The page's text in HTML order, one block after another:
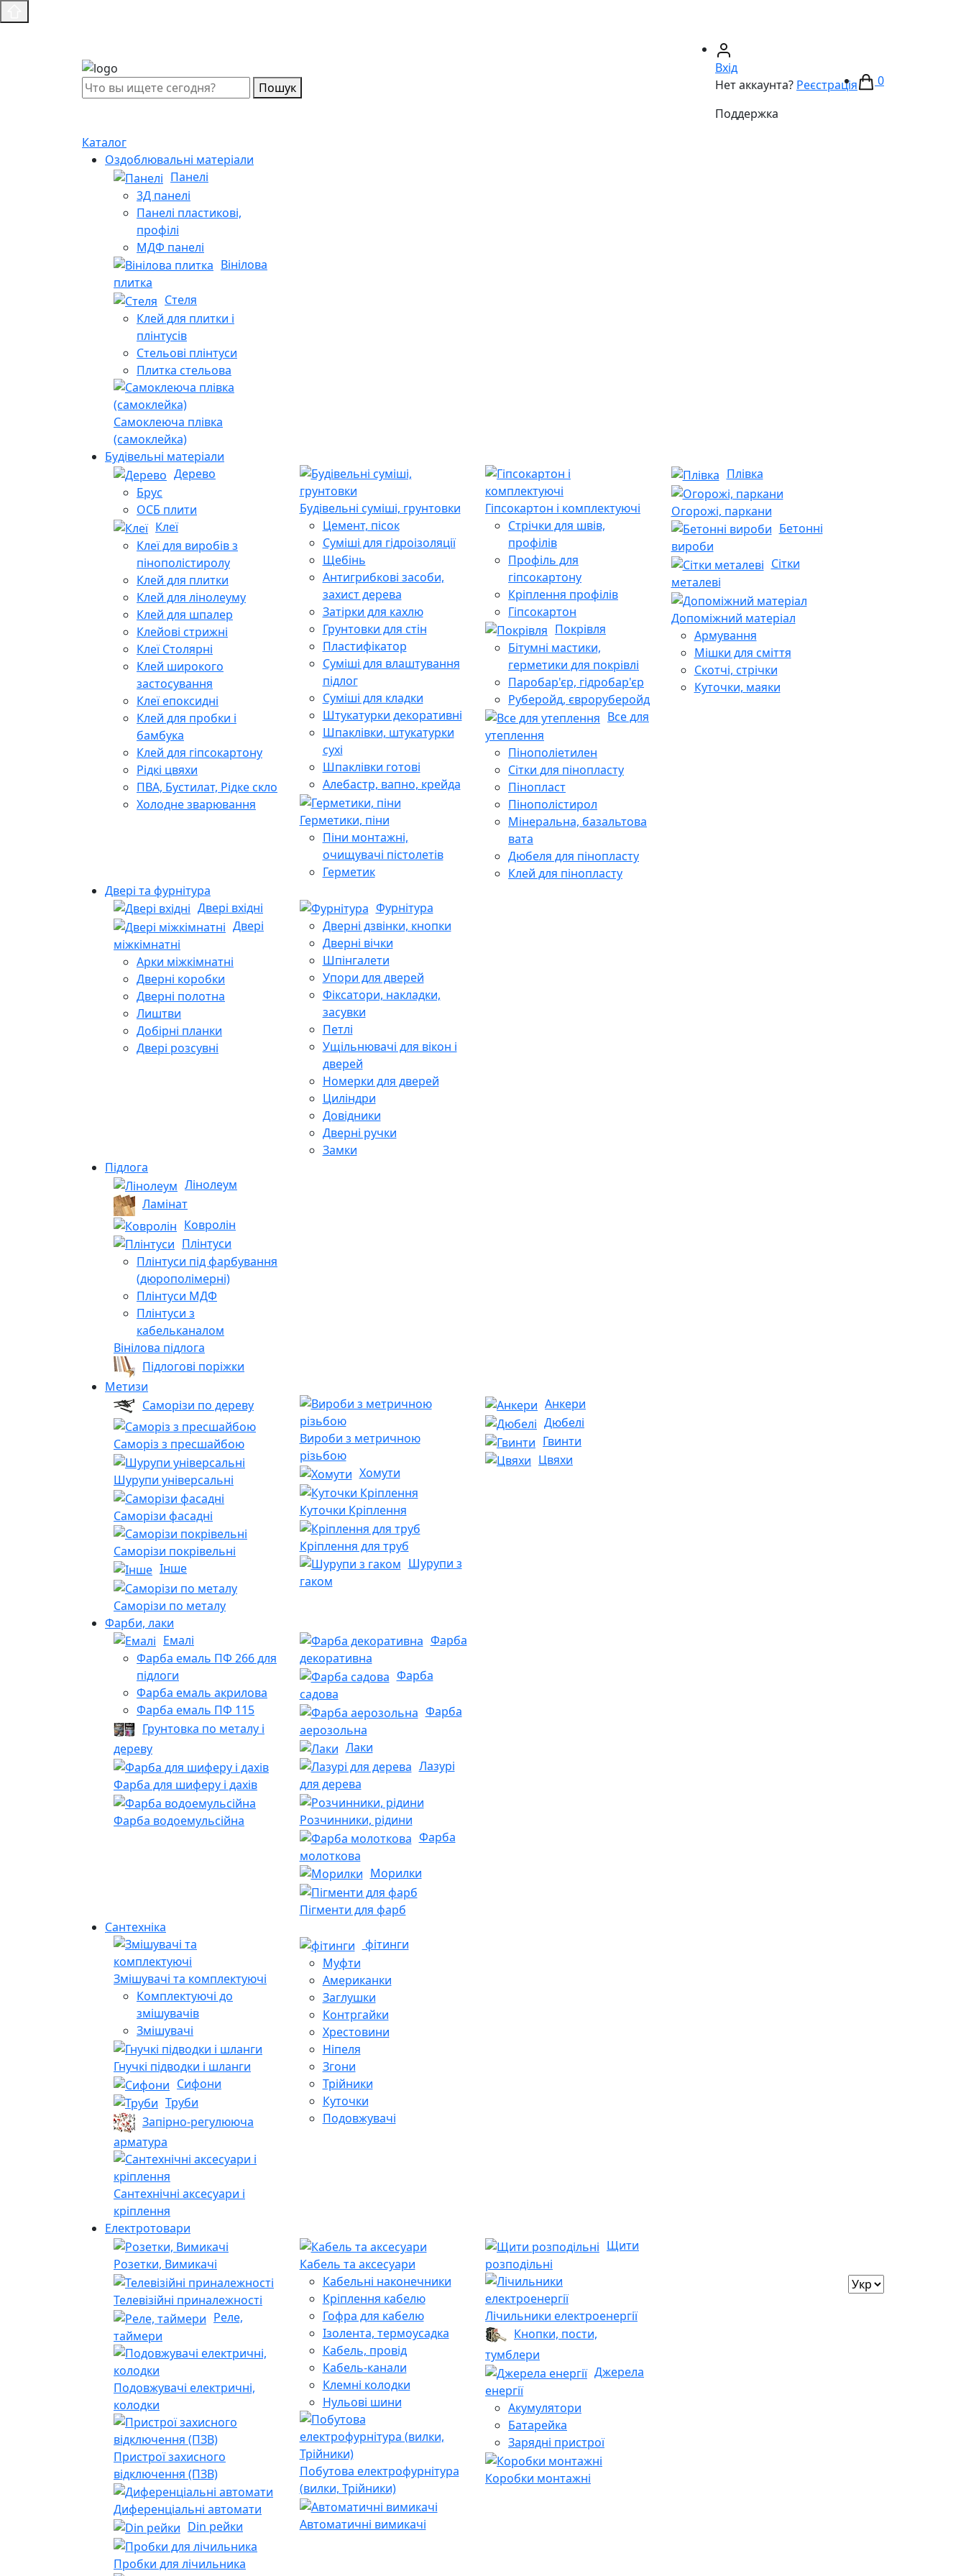
Пошук
Вхід
Нет аккаунта? Реєстрація
Поддержка
0
Каталог
Оздоблювальні матеріали
Панелі
3Д панелі
Панелі пластикові,
профілі
МДФ панелі
Вінілова
плитка
Стеля
Клей для плитки і
плінтусів
Стельові плінтуси
Плитка стельова
Самоклеюча плівка
(самоклейка)
Будівельні матеріали
Дерево
Брус
ОСБ плити
Клеї
Клеї для виробів з
пінополістиролу
Клей для плитки
Клей для лінолеуму
Клей для шпалер
Клейові стрижні
Клеї Столярні
Клей широкого
застосування
Клеї епоксидні
Клей для пробки і
бамбука
Клей для гіпсокартону
Рідкі цвяхи
ПВА, Бустилат, Рідке скло
Холодне зварювання
Будівельні суміші, грунтовки
Цемент, пісок
Суміші для гідроізоляції
Щебінь
Антигрибкові засоби,
захист дерева
Затірки для кахлю
Грунтовки для стін
Пластифікатор
Суміші для влаштування
підлог
Суміші для кладки
Штукатурки декоративні
Шпаклівки, штукатурки
сухі
Шпаклівки готові
Алебастр, вапно, крейда
Герметики, піни
Піни монтажні,
очищувачі пістолетів
Герметик
Гіпсокартон і комплектуючі
Стрічки для швів,
профілів
Профіль для
гіпсокартону
Кріплення профілів
Гіпсокартон
Покрівля
Бітумні мастики,
герметики для покрівлі
Паробар'єр, гідробар'єр
Руберойд, євроруберойд
Все для
утеплення
Пінополіетилен
Сітки для пінопласту
Пінопласт
Пінополістирол
Мінеральна, базальтова
вата
Дюбеля для пінопласту
Клей для пінопласту
Плівка
Огорожі, паркани
Бетонні
вироби
Сітки
металеві
Допоміжний матеріал
Армування
Мішки для сміття
Скотчі, стрічки
Куточки, маяки
Двері та фурнітура
Двері вхідні
Двері
міжкімнатні
Арки міжкімнатні
Дверні коробки
Дверні полотна
Лиштви
Добірні планки
Двері розсувні
Фурнітура
Дверні дзвінки, кнопки
Дверні вічки
Шпінгалети
Упори для дверей
Фіксатори, накладки,
засувки
Петлі
Ущільнювачі для вікон і
дверей
Номерки для дверей
Циліндри
Довідники
Дверні ручки
Замки
Підлога
Лінолеум
Ламінат
Ковролін
Плінтуси
Плінтуси під фарбування
(дюрополімерні)
Плінтуси МДФ
Плінтуси з
кабельканалом
Вінілова підлога
Підлогові поріжки
Метизи
Саморізи по дереву
Саморіз з пресшайбою
Шурупи універсальні
Саморізи фасадні
Саморізи покрівельні
Інше
Саморізи по металу
Вироби з метричною
різьбою
Хомути
Куточки Кріплення
Кріплення для труб
Шурупи з
гаком
Анкери
Дюбелі
Гвинти
Цвяхи
Фарби, лаки
Емалі
Фарба емаль ПФ 266 для
підлоги
Фарба емаль акрилова
Фарба емаль ПФ 115
Грунтовка по металу і
дереву
Фарба для шиферу і дахів
Фарба водоемульсійна
Фарба
декоративна
Фарба
садова
Фарба
аерозольна
Лаки
Лазурі
для дерева
Розчинники, рідини
Фарба
молоткова
Морилки
Пігменти для фарб
Сантехніка
Змішувачі та комплектуючі
Комплектуючі до
змішувачів
Змішувачі
Гнучкі підводки і шланги
Сифони
Труби
Запірно-регулююча
арматура
Сантехнічні аксесуари і
кріплення
фітинги
Муфти
Американки
Заглушки
Контргайки
Хрестовини
Ніпеля
Згони
Трійники
Куточки
Подовжувачі
Електротовари
Розетки, Вимикачі
Телевізійні приналежності
Реле,
таймери
Подовжувачі електричні,
колодки
Пристрої захисного
відключення (ПЗВ)
Диференціальні автомати
Din рейки
Пробки для лічильника
Кабель та аксесуари
Кабельні наконечники
Кріплення кабелю
Гофра для кабелю
Ізолента, термоусадка
Кабель, провід
Кабель-канали
Клемні колодки
Нульові шини
Побутова електрофурнітура
(вилки, Трійники)
Автоматичні вимикачі
Щити
розподільні
Лічильники електроенергії
Кнопки, пости,
тумблери
Джерела
енергії
Акумулятори
Батарейка
Зарядні пристрої
Коробки монтажні